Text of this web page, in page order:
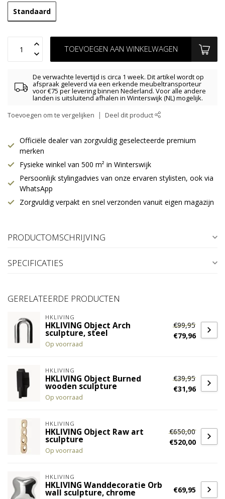
Standaard
TOEVOEGEN AAN WINKELWAGEN
De verwachte levertijd is circa 1 week. Dit artikel wordt op
afspraak geleverd via een erkende meubeltransporteur
voor €75 per levering binnen Nederland. Voor alle andere
landen is uitsluitend afhalen in Winterswijk (NL) mogelijk.
Toevoegen om te vergelijken Deel dit product
Officiële dealer van zorgvuldig geselecteerde premium
merken
Fysieke winkel van 500 m² in Winterswijk
Persoonlijk stylingadvies van onze ervaren stylisten, ook via
WhatsApp
Zorgvuldig verpakt en snel verzonden vanuit eigen magazijn
PRODUCTOMSCHRIJVING
SPECIFICATIES
GERELATEERDE PRODUCTEN
HKLIVING
HKLIVING Object Arch
sculpture, steel
Op voorraad
€99,95
€79,96
HKLIVING
HKLIVING Object Burned
wooden sculpture
Op voorraad
€39,95
€31,96
HKLIVING
HKLIVING Object Raw art
sculpture
Op voorraad
€650,00
€520,00
HKLIVING
HKLIVING Wanddecoratie Orb
wall sculpture, chrome €69,95